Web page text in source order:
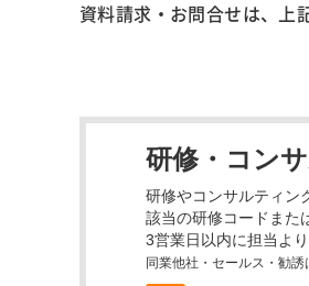
資料請求・お問合せは、上